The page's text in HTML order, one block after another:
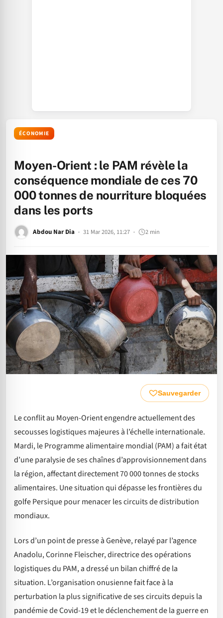
ÉCONOMIE
Moyen-Orient : le PAM révèle la
conséquence mondiale de ces 70
000 tonnes de nourriture bloquées
dans les ports
Abdou Nar Dia 31 Mar 2026, 11:27 2 min
Sauvegarder
Le conflit au Moyen-Orient engendre actuellement des
secousses logistiques majeures à l’échelle internationale.
Mardi, le Programme alimentaire mondial (PAM) a fait état
d’une paralysie de ses chaînes d’approvisionnement dans
la région, affectant directement 70 000 tonnes de stocks
alimentaires. Une situation qui dépasse les frontières du
golfe Persique pour menacer les circuits de distribution
mondiaux.
Lors d’un point de presse à Genève, relayé par l’agence
Anadolu, Corinne Fleischer, directrice des opérations
logistiques du PAM, a dressé un bilan chiffré de la
situation. L’organisation onusienne fait face à la
perturbation la plus significative de ses circuits depuis la
pandémie de Covid-19 et le déclenchement de la guerre en